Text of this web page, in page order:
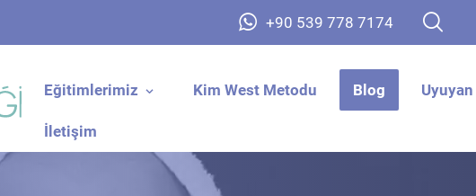
+90 539 778 7174
Eğitimlerimiz Kim West Metodu Blog
İletişim